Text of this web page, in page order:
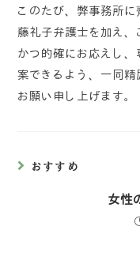
このたび、弊事務所
藤礼子弁護士を加え
かつ的確にお応えし
案できるよう、一同精
お願い申し上げます。
おすすめ
女性